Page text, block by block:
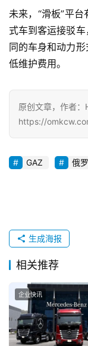
资
讯
视
频
专
区
未来，“滑板”平
式车到客运接驳
同的车身和动力
低维护费用。
原创文章，作者：
https://
GAZ 俄
生成海报
相关推荐
企业快讯